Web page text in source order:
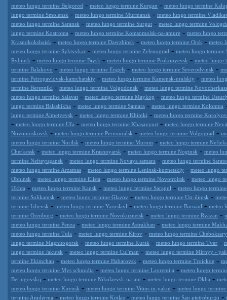
meteo lungo termine Belgorod - meteo lungo termine Kurgan - meteo lungo termine
lungo termine Smolensk - meteo lungo termine Murmansk - meteo lungo termine
meteo lungo termine Saransk - meteo lungo termine Surgut - meteo lungo termine
lungo termine Kostroma - meteo lungo termine Komsomolsk-na-amure - meteo lungo
Krasnokokshaisk - meteo lungo termine Dzerzhinsk - meteo lungo termine Orsk - meteo
meteo lungo termine Syktyvkar - meteo lungo termine Zelenograd - meteo lungo termine
Rybinsk - meteo lungo termine Biysk - meteo lungo termine Prokopyevsk - meteo lungo
termine Balakovo - meteo lungo termine Engels - meteo lungo termine Severodvinsk -
termine Petropavlovsk-kamchatskiy - meteo lungo termine Kamensk-uralskiy - meteo
termine Berezniki - meteo lungo termine Volgodonsk - meteo lungo termine
meteo lungo termine Salavat - meteo lungo termine Maykop - meteo lungo termine
lungo termine Balashikha - meteo lungo termine Samara - meteo lungo termine Kolomna
lungo termine Almetyevsk - meteo lungo termine Khimki - meteo lungo termine Korolyov
- meteo lungo termine Ufa - meteo lungo termine Khasavyurt - meteo lungo termine
Novomoskovsk - meteo lungo termine Pervouralsk - meteo lungo termine Volgograd -
meteo lungo termine Norilsk - meteo lungo termine Murom - meteo lungo termine
Cherkessk - meteo lungo termine Krasnoyarsk - meteo lungo termine Noginsk - meteo
termine Nefteyugansk - meteo lungo termine Novaya samara - meteo lungo termine
meteo lungo termine Arzamas - meteo lungo termine Leninsk-kuznetskiy - meteo lungo
Obninsk - meteo lungo termine Elista - meteo lungo termine Novotroitsk - meteo lungo
Ukhta - meteo lungo termine Kansk - meteo lungo termine Sarapul - meteo lungo
termine Solikamsk - meteo lungo termine Glazov - meteo lungo termine Ust-ilimsk -
termine Izhevsk - meteo lungo termine Yaroslavl - meteo lungo termine Barnaul - meteo
termine Orenburg - meteo lungo termine Novokuznetsk - meteo lungo termine Ryazan -
meteo lungo termine Penza - meteo lungo termine Astrakhan - meteo lungo termine
meteo lungo termine Tula - meteo lungo termine Kirov - meteo lungo termine Cheboksary
lungo termine Magnitogorsk - meteo lungo termine Kursk - meteo lungo termine Tver -
lungo termine Jakutsk - meteo lungo termine Cul'man - meteo lungo termine Mirnyy -
termine Ekimchan - meteo lungo termine Habarovsk - meteo lungo termine Troickoe -
meteo lungo termine Mys schmidta - meteo lungo termine Lavrentija - meteo lungo
Beringovskij - meteo lungo termine Nikolaevsk-na-am - meteo lungo termine Okha -
meteo lungo termine Kirensk - meteo lungo termine Vitim-in-yakut - meteo lungo
termine Amderma - meteo lungo termine Kotlas - meteo lungo termine San pietroburgo -